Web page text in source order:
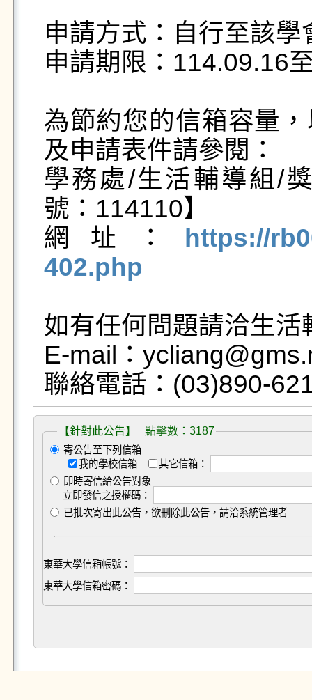
申請方式：自行至該
申請期限：114.09.16
為節約您的信箱容量
及申請表件請參閱：
學務處/生活輔導組/
號：114110】
網址：
https://
402.php
如有任何問題請洽生
E-mail：
【針對此公告】 點擊數：3187
寄公告至下列信箱
我的學校信箱
其它信箱：
即時寄信給公告對象
立即發信之授權碼：
已批次寄出此公告，欲刪除此公告，請洽系統管理者
東華大學信箱帳號：
東華大學信箱密碼：